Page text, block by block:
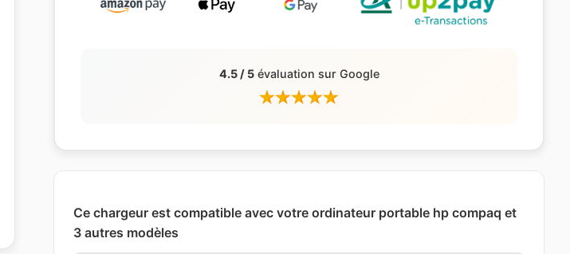
4.5 / 5évaluation sur Google
Ce chargeur est compatible avec votre ordinateur portable hp compaq et
3 autres modèles